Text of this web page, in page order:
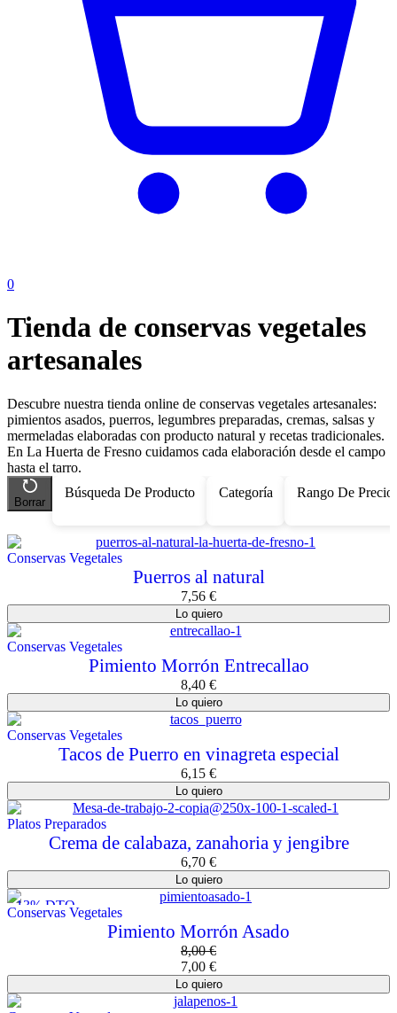
0
Tienda de conservas vegetales
artesanales
Descubre nuestra tienda online de conservas vegetales artesanales:
pimientos asados, puerros, legumbres preparadas, cremas, salsas y
mermeladas elaboradas con producto natural y recetas tradicionales.
En La Huerta de Fresno cuidamos cada elaboración desde el campo
hasta el tarro.
Búsqueda De Producto
Rango De
Categoría
Borrar
Conservas Vegetales
Puerros al natural
7,56 €
Lo quiero
Conservas Vegetales
Pimiento Morrón Entrecallao
8,40 €
Lo quiero
Conservas Vegetales
Tacos de Puerro en vinagreta especial
6,15 €
Lo quiero
Platos Preparados
Crema de calabaza, zanahoria y jengibre
6,70 €
Lo quiero
13% DTO.
Conservas Vegetales
Pimiento Morrón Asado
8,00€
7,00 €
Lo quiero